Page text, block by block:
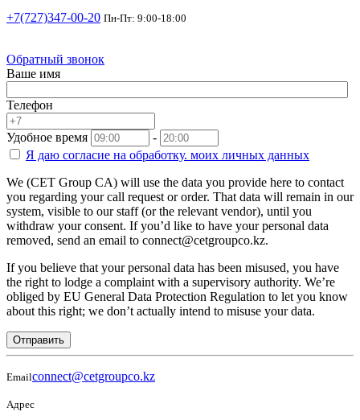
+7(727)347-00-20 Пн-Пт: 9:00-18:00
Обратный звонок
Ваше имя
Телефон
Удобное время
-
Я даю согласие на обработку. моих личных данных
We (CET Group CA) will use the data you provide here to contact
you regarding your call request or order. That data will remain in our
system, visible to our staff (or the relevant vendor), until you
withdraw your consent. If you’d like to have your personal data
removed, send an email to connect@cetgroupco.kz.
If you believe that your personal data has been misused, you have
the right to lodge a complaint with a supervisory authority. We’re
obliged by EU General Data Protection Regulation to let you know
about this right; we don’t actually intend to misuse your data.
Отправить
Emailconnect@cetgroupco.kz
Адрес